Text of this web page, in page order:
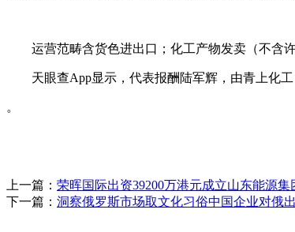
运营范畴含货色进出口；化工产物发卖（不含许
天眼查App显示，代表报酬陆军辉，由青上化工
。
上一篇： 荣晖国际出资39200万港元成立山东能源集
下一篇： 洞察俄罗斯市场取文化习俗中国企业对俄